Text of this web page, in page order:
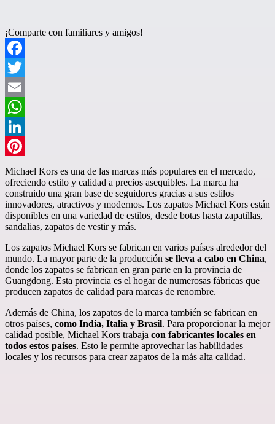
¡Comparte con familiares y amigos!
Facebook
Twitter
Email
WhatsApp
LinkedIn
Pinterest
Michael Kors es una de las marcas más populares en el mercado,
ofreciendo estilo y calidad a precios asequibles. La marca ha
construido una gran base de seguidores gracias a sus estilos
innovadores, atractivos y modernos. Los zapatos Michael Kors están
disponibles en una variedad de estilos, desde botas hasta zapatillas,
sandalias, zapatos de vestir y más.
Los zapatos Michael Kors se fabrican en varios países alrededor del
mundo. La mayor parte de la producción se lleva a cabo en China,
donde los zapatos se fabrican en gran parte en la provincia de
Guangdong. Esta provincia es el hogar de numerosas fábricas que
producen zapatos de calidad para marcas de renombre.
Además de China, los zapatos de la marca también se fabrican en
otros países, como India, Italia y Brasil. Para proporcionar la mejor
calidad posible, Michael Kors trabaja con fabricantes locales en
todos estos países. Esto le permite aprovechar las habilidades
locales y los recursos para crear zapatos de la más alta calidad.